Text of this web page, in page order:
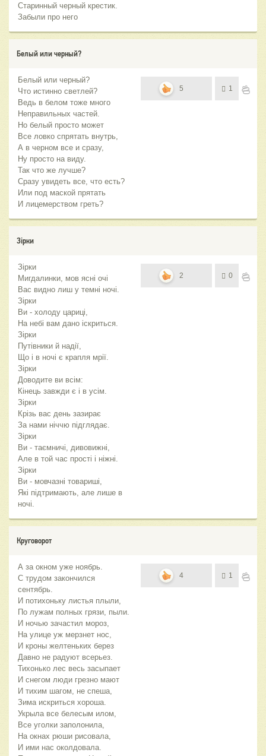
Старинный черный крестик.
Забыли про него
Белый или черный?
Белый или черный?
Что истинно светлей?
Ведь в белом тоже много
Неправильных частей.
Но белый просто может
Все ловко спрятать внутрь,
А в черном все и сразу,
Ну просто на виду.
Так что же лучше?
Сразу увидеть все, что есть?
Или под маской прятать
И лицемерством греть?
5 1
Зірки
Зірки
Мигдалинки, мов ясні очі
Вас видно лиш у темні ночі.
Зірки
Ви - холоду цариці,
На небі вам дано іскриться.
Зірки
Путівники й надії,
Що і в ночі є крапля мрії.
Зірки
Доводите ви всім:
Кінець завжди є і в усім.
Зірки
Крізь вас день зазирає
За нами ніччю підглядає.
Зірки
Ви - таємничі, дивовижні,
Але в той час прості і ніжні.
Зірки
Ви - мовчазні товариші,
Які підтримають, але лише в
ночі.
2 0
Круговорот
А за окном уже ноябрь.
С трудом закончился
сентябрь.
И потихоньку листья плыли,
По лужам полных грязи, пыли.
И ночью зачастил мороз,
На улице уж мерзнет нос,
И кроны желтеньких берез
Давно не радуют всерьез.
Тихонько лес весь засыпает
И снегом люди грезно мают
И тихим шагом, не спеша,
Зима искриться хороша.
Укрыла все белесым илом,
Все уголки заполонила,
На окнах рюши рисовала,
И ими нас околдовала.
4 1